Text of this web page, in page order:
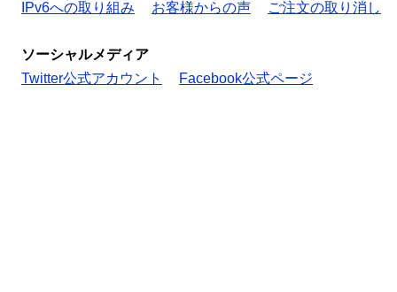
IPv6への取り組み
お客様からの声 ご注文の取り消し
ソーシャルメディア
Twitter公式アカウント
Facebook公式ページ